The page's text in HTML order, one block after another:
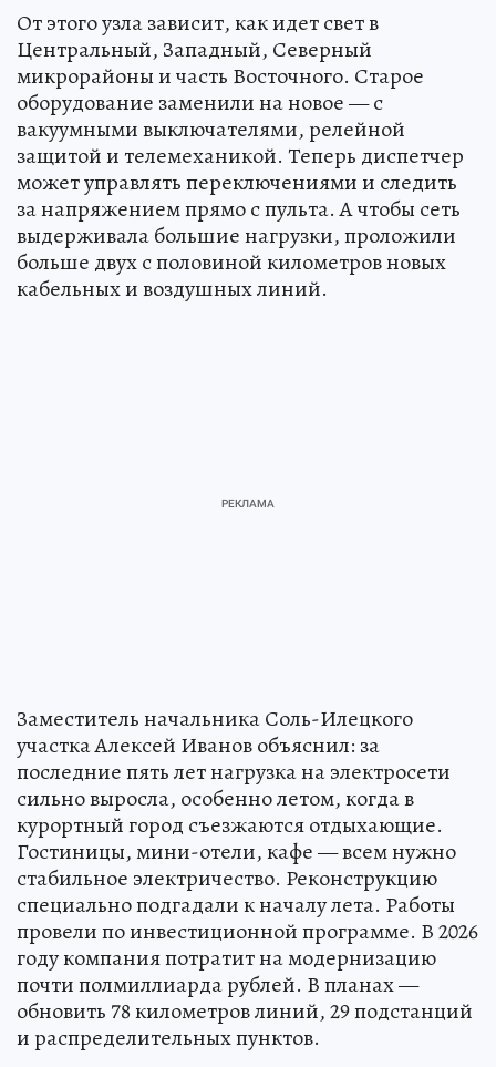
От этого узла зависит, как идет свет в
Центральный, Западный, Северный
микрорайоны и часть Восточного. Старое
оборудование заменили на новое — с
вакуумными выключателями, релейной
защитой и телемеханикой. Теперь диспетчер
может управлять переключениями и следить
за напряжением прямо с пульта. А чтобы сеть
выдерживала большие нагрузки, проложили
больше двух с половиной километров новых
кабельных и воздушных линий.
Заместитель начальника Соль-Илецкого
участка Алексей Иванов объяснил: за
последние пять лет нагрузка на электросети
сильно выросла, особенно летом, когда в
курортный город съезжаются отдыхающие.
Гостиницы, мини-отели, кафе — всем нужно
стабильное электричество. Реконструкцию
специально подгадали к началу лета. Работы
провели по инвестиционной программе. В 2026
году компания потратит на модернизацию
почти полмиллиарда рублей. В планах —
обновить 78 километров линий, 29 подстанций
и распределительных пунктов.